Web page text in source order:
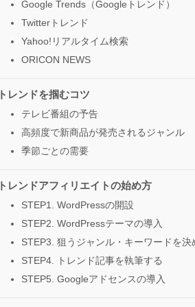
Google Trends（Googleトレンド）
Twitterトレンド
Yahoo!リアルタイム検索
ORICON NEWS
トレンドを掴むコツ
テレビ番組の予告
高頻度で新商品が発売されるジャンル
季節ごとの需要
トレンドアフィリエイトの始め方
STEP1. WordPressの開設
STEP2. WordPressテーマの導入
STEP3. 狙うジャンル・キーワードを決
STEP4. トレンド記事を執筆する
STEP5. Googleアドセンスの導入